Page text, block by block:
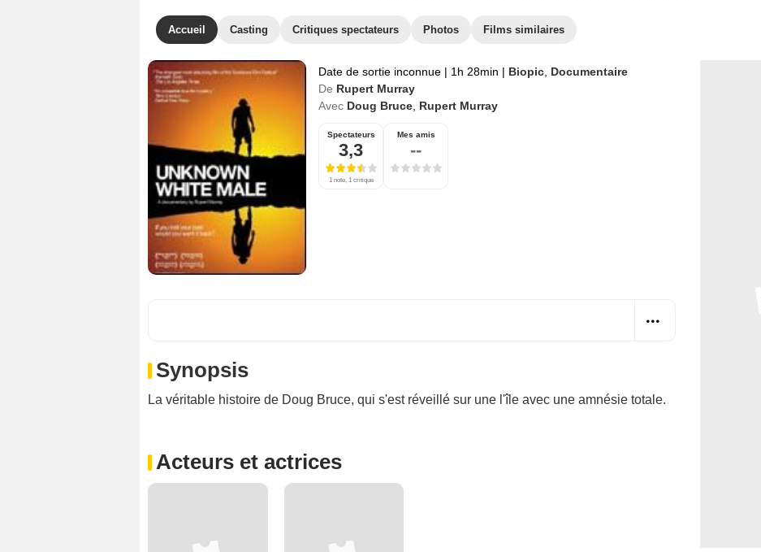
Accueil Casting Critiques spectateurs Photos Films similaires
Date de sortie inconnue | 1h 28min | Biopic Documentaire
De Rupert Murray
Avec Doug Bruce Rupert Murray
Spectateurs
3,3
1 note, 1 critique
Mes amis
--
Synopsis
La véritable histoire de Doug Bruce, qui s'est réveillé sur une l'île avec une amnésie totale.
Acteurs et actrices